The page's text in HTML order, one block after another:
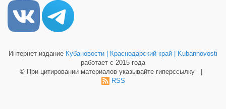
Интернет-издание Кубановости | Краснодарский край | Kubannovosti
работает с 2015 года
© При цитировании материалов указывайте гиперссылку |
RSS